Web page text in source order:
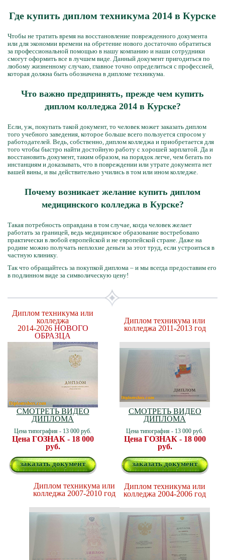
Где купить диплом техникума 2014 в Курске
Чтобы не тратить время на восстановление поврежденного документа
или для экономии времени на обретение нового достаточно обратиться
за профессиональной помощью в нашу компанию и наши сотрудники
смогут оформить все в лучшем виде. Данный документ пригодиться по
любому жизненному случаю, главное точно определиться с профессией,
которая должна быть обозначена в дипломе техникума.
Что важно предпринять, прежде чем купить
диплом колледжа 2014 в Курске?
Если, уж, покупать такой документ, то человек может заказать диплом
того учебного заведения, которое больше всего пользуется спросом у
работодателей. Ведь, собственно, диплом колледжа и приобретается для
того чтобы быстро найти достойную работу с хорошей зарплатой. Да и
восстановить документ, таким образом, на порядок легче, чем бегать по
инстанциям и доказывать, что в повреждении или утрате документа нет
вашей вины, и вы действительно учились в том или ином колледже.
Почему возникает желание купить диплом
медицинского колледжа в Курске?
Такая потребность оправдана в том случае, когда человек желает
работать за границей, ведь медицинское образование востребовано
практически в любой европейской и не европейской стране. Даже на
родине можно получать неплохие деньги за этот труд, если устроиться в
частную клинику.
Так что обращайтесь за покупкой диплома – и мы всегда предоставим его
в подлинном виде за символическую цену!
Диплом техникума или
колледжа
2014-2026 НОВОГО
ОБРАЗЦА
СМОТРЕТЬ ВИДЕО
ДИПЛОМА
Цена типография - 13 000 руб.
Цена ГОЗНАК - 18 000
руб.
заказать документ
Диплом техникума или
колледжа 2011-2013 год
СМОТРЕТЬ ВИДЕО
ДИПЛОМА
Цена типография - 13 000 руб.
Цена ГОЗНАК - 18 000
руб.
заказать документ
Диплом техникума или
колледжа 2007-2010 год
Диплом техникума или
колледжа 2004-2006 год